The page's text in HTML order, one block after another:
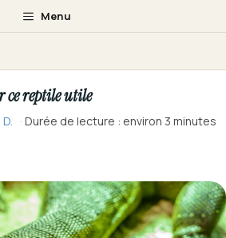
Menu
ce reptile utile
· Durée de lecture : environ 3 minutes